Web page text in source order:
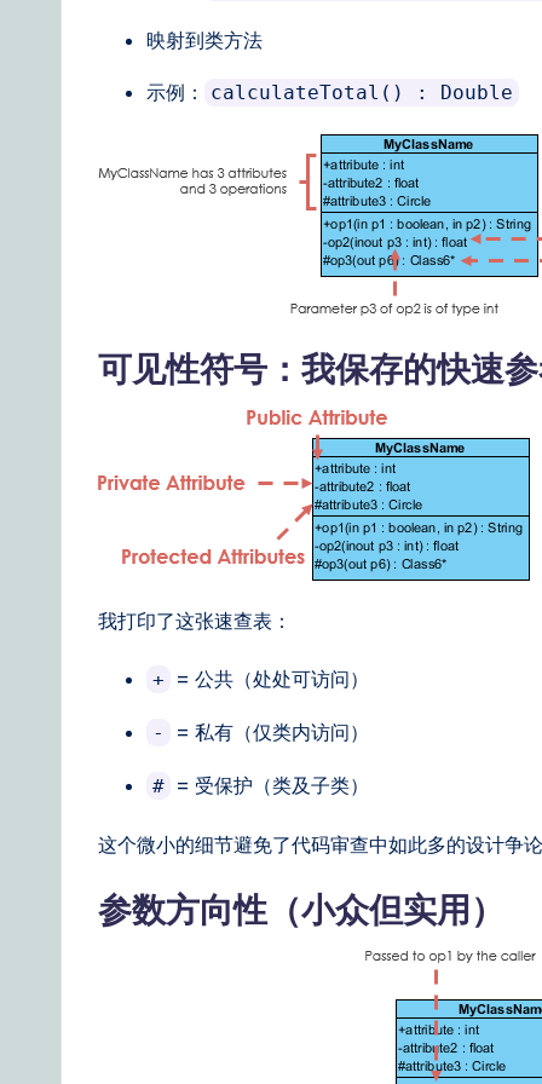
映射到类方法
示例： calculateTotal() : Double
可见性符号：我保存的快速
我打印了这张速查表：
+ = 公共（处处可访问）
- = 私有（仅类内访问）
# = 受保护（类及子类）
这个微小的细节避免了代码审查中如此多的设计争
参数方向性（小众但实用）